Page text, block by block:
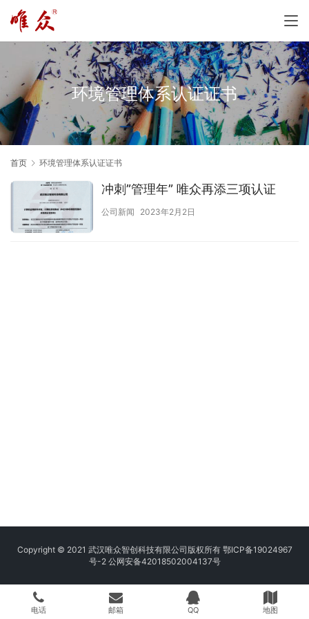
环境管理体系认证证书
首页 环境管理体系认证证书
冲刺”管理年” 唯众再添三项认证
公司新闻 2023年2月2日
Copyright © 2021 武汉唯众智创科技有限公司版权所有 鄂ICP备19024967
号-2 公网安备42018502004137号
电话 邮箱 QQ 地图